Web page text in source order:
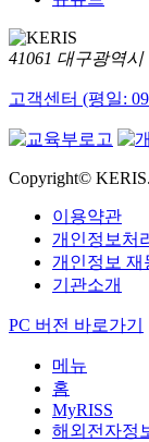
41061 대구광역
고객센터 (평일:
Copyright©
이용약관
개인정보처
개인정보 재
기관소개
PC 버전 바로가기
메뉴
홈
MyRISS
해외전자정